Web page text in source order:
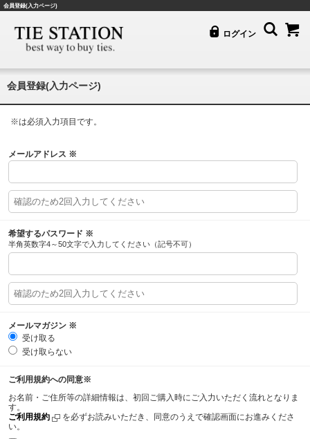
会員登録(入力ページ)
ログイン
会員登録(入力ページ)
※は必須入力項目です。
メールアドレス ※
希望するパスワード ※
半角英数字4～50文字で入力してください（記号不可）
メールマガジン ※
受け取る
受け取らない
ご利用規約への同意※
お名前・ご住所等の詳細情報は、初回ご購入時にご入力いただく流れとなりま
す。
ご利用規約
を必ずお読みいただき、同意のうえで確認画面にお進みくださ
い。